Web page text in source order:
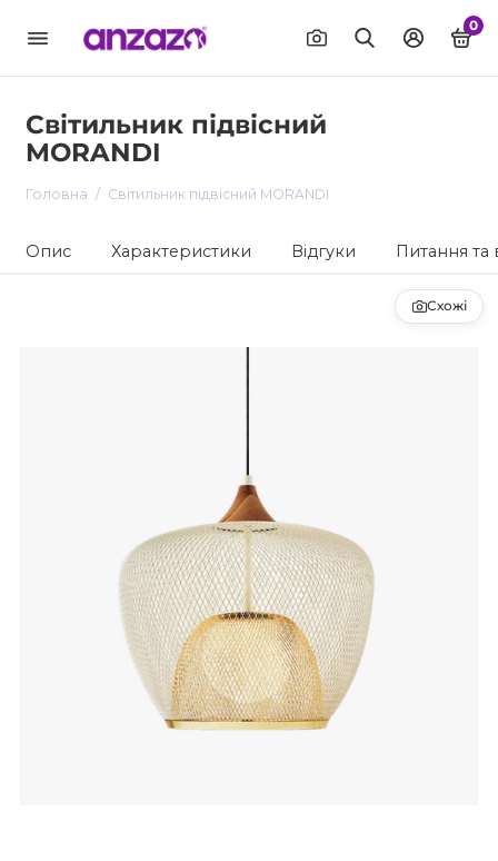
0
Світильник підвісний
MORANDI
Головна Світильник підвісний MORANDI
Опис Характеристики Відгуки Питання та
Схожі